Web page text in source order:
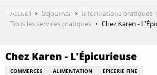
DÉCOUVRIR
Accueil Séjourner
Informations pratiques
Tous les services pratiques
Chez Karen -
Chez Karen - L'Épicurieuse
COMMERCES ALIMENTATION EPICERIE FINE